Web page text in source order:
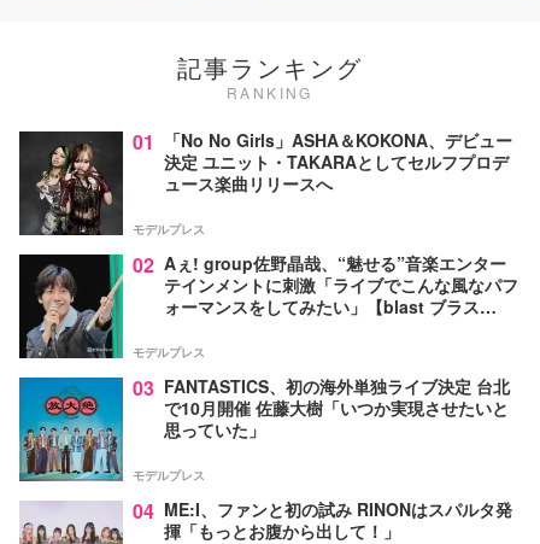
記事ランキング
RANKING
01
「No No Girls」ASHA＆KOKONA、デビュー
決定 ユニット・TAKARAとしてセルフプロデ
ュース楽曲リリースへ
モデルプレス
02 Aぇ! group佐野晶哉、“魅せる”音楽エンター
テインメントに刺激「ライブでこんな風なパフ
ォーマンスをしてみたい」【blast ブラス
モデルプレス
03 FANTASTICS、初の海外単独ライブ決定 台北
で10月開催 佐藤大樹「いつか実現させたいと
思っていた」
モデルプレス
04 ME:I、ファンと初の試み RINONはスパルタ発
揮「もっとお腹から出して！」